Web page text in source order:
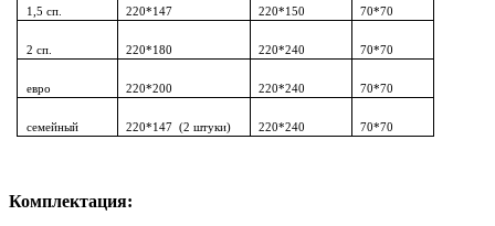
1,5 сп. 220*147 220*150 70*70
2 сп. 220*180 220*240 70*70
евро 220*200 220*240 70*70
семейный 220*147 (2 штуки) 220*240 70*70
Комплектация: